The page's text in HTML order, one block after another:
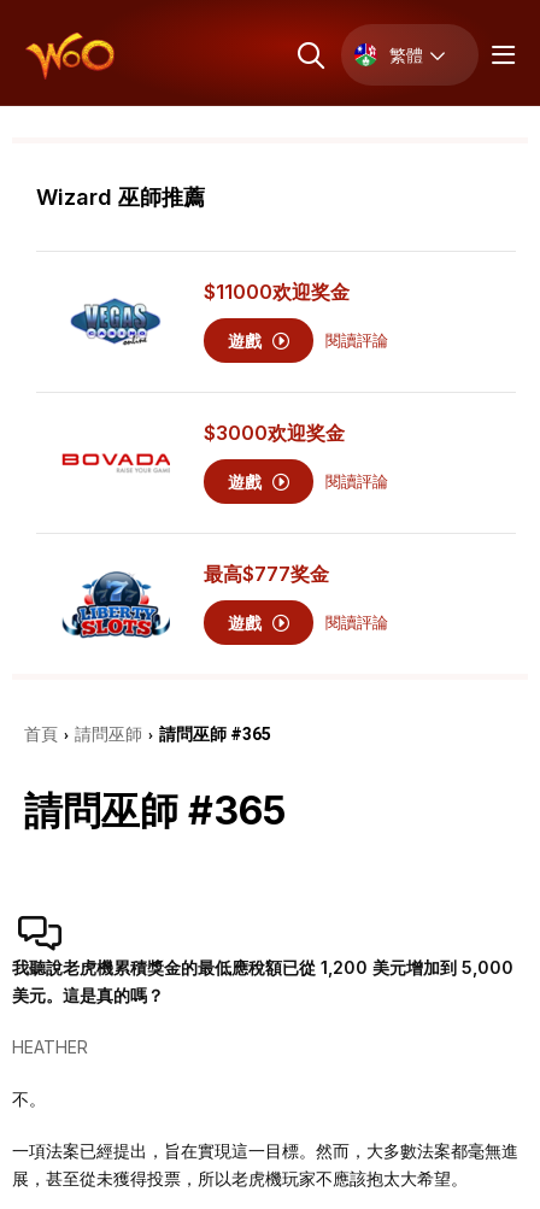
繁體
Wizard 巫師推薦
$11000欢迎奖金
遊戲 閱讀評論
$3000欢迎奖金
遊戲 閱讀評論
最高$777奖金
遊戲 閱讀評論
首頁 › 請問巫師 › 請問巫師 #365
請問巫師 #365
我聽說老虎機累積獎金的最低應稅額已從 1,200 美元增加到 5,000
美元。這是真的嗎？
HEATHER
不。
一項法案已經提出，旨在實現這一目標。然而，大多數法案都毫無進
展，甚至從未獲得投票，所以老虎機玩家不應該抱太大希望。